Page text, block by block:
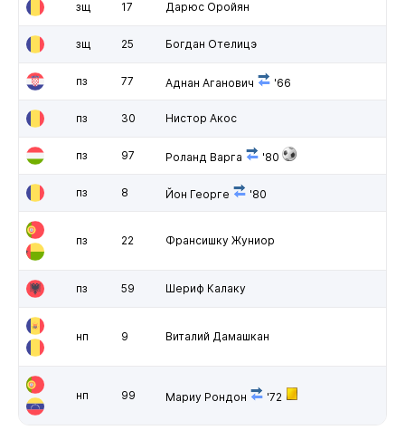
зщ 17 Дарюс Оройян
зщ 25 Богдан Отелицэ
пз 77 Аднан Аганович '66
пз 30 Нистор Акос
пз 97 Роланд Варга '80
пз 8 Йон Георге '80
пз 22 Франсишку Жуниор
пз 59 Шериф Калаку
нп 9 Виталий Дамашкан
нп 99 Мариу Рондон '72